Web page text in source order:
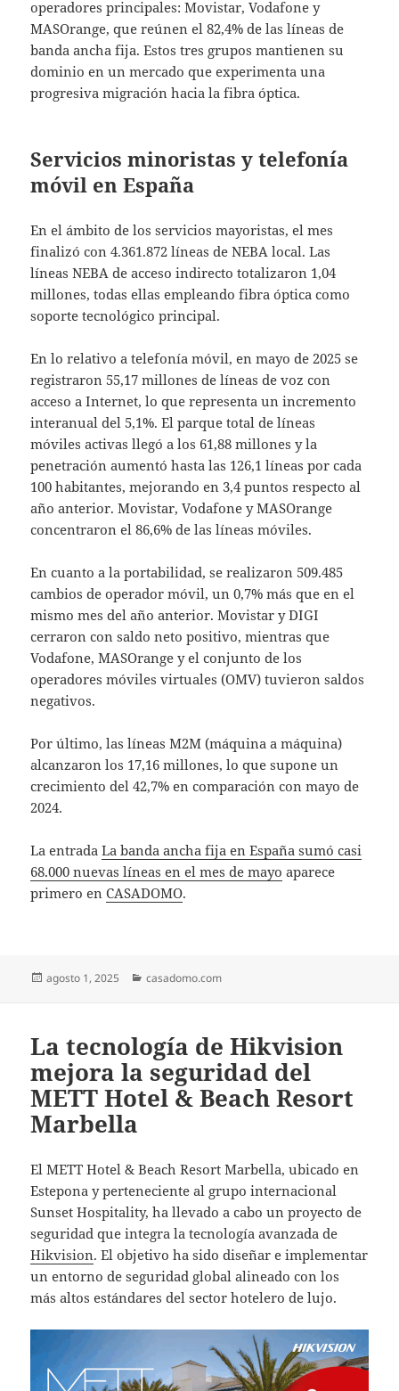
operadores principales: Movistar, Vodafone y
MASOrange, que reúnen el 82,4% de las líneas de
banda ancha fija. Estos tres grupos mantienen su
dominio en un mercado que experimenta una
progresiva migración hacia la fibra óptica.
Servicios minoristas y telefonía
móvil en España
En el ámbito de los servicios mayoristas, el mes
finalizó con 4.361.872 líneas de NEBA local. Las
líneas NEBA de acceso indirecto totalizaron 1,04
millones, todas ellas empleando fibra óptica como
soporte tecnológico principal.
En lo relativo a telefonía móvil, en mayo de 2025 se
registraron 55,17 millones de líneas de voz con
acceso a Internet, lo que representa un incremento
interanual del 5,1%. El parque total de líneas
móviles activas llegó a los 61,88 millones y la
penetración aumentó hasta las 126,1 líneas por cada
100 habitantes, mejorando en 3,4 puntos respecto al
año anterior. Movistar, Vodafone y MASOrange
concentraron el 86,6% de las líneas móviles.
En cuanto a la portabilidad, se realizaron 509.485
cambios de operador móvil, un 0,7% más que en el
mismo mes del año anterior. Movistar y DIGI
cerraron con saldo neto positivo, mientras que
Vodafone, MASOrange y el conjunto de los
operadores móviles virtuales (OMV) tuvieron saldos
negativos.
Por último, las líneas M2M (máquina a máquina)
alcanzaron los 17,16 millones, lo que supone un
crecimiento del 42,7% en comparación con mayo de
2024.
La entradaLa banda ancha fija en España sumó casi
68.000 nuevas líneas en el mes de mayo aparece
primero enCASADOMO.
Publicado
agosto 1, 2025 Categorías
casadomo.com
La tecnología de Hikvision
mejora la seguridad del
METT Hotel & Beach Resort
Marbella
El METT Hotel & Beach Resort Marbella, ubicado en
Estepona y perteneciente al grupo internacional
Sunset Hospitality, ha llevado a cabo un proyecto de
seguridad que integra la tecnología avanzada de
Hikvision. El objetivo ha sido diseñar e implementar
un entorno de seguridad global alineado con los
más altos estándares del sector hotelero de lujo.